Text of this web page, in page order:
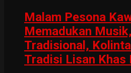
Malam Pesona
Memadukan
Tradisional,
Tradisi Lisan Khas